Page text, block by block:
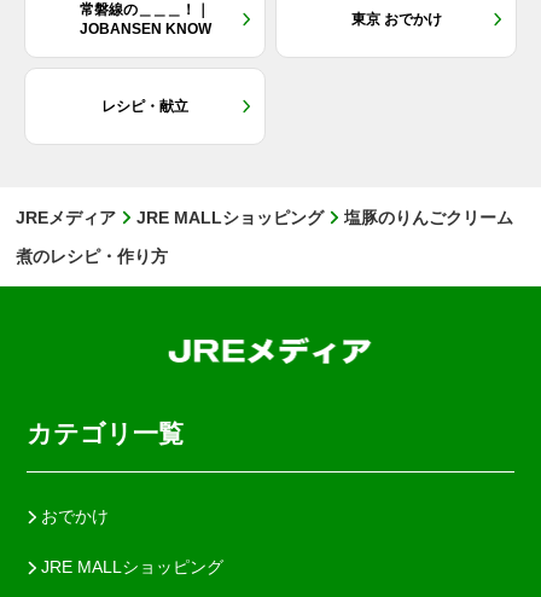
常磐線の＿＿＿！｜
JOBANSEN KNOW
東京 おでかけ
レシピ・献立
JREメディア JRE MALLショッピング
塩豚のりんごクリーム
煮のレシピ・作り方
カテゴリ一覧
おでかけ
JRE MALLショッピング